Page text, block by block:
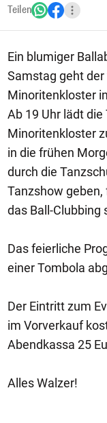
Teilen
Ein blumiger
Samstag geht
Minoritenkloster
Ab 19 Uhr lädt
Minoritenkloster
in die frühen
durch die
Tanzshow
das Ball-Clubbing
Das feierliche
einer Tombola
Der Eintritt zum
im Vorverkauf
Abendkassa 25
Alles Walzer!